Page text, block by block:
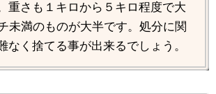
重さも１キロから５キロ程度で大
未満のものが大半です。処分に関
なく捨てる事が出来るでしょう。